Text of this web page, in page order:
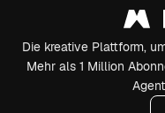
Die kreative Plattform,
Mehr als 1 Million